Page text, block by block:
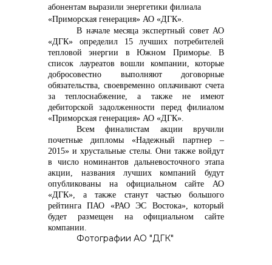
info@vostokcement.ru
абонентам выразили энергетики филиала
«Приморская генерация» АО «ДГК».
В начале месяца экспертный совет АО
«ДГК» определил 15 лучших потребителей
тепловой энергии в Южном Приморье. В
список лауреатов вошли компании, которые
добросовестно выполняют договорные
обязательства, своевременно оплачивают счета
за теплоснабжение, а также не имеют
дебиторской задолженности перед филиалом
«Приморская генерация» АО «ДГК».
Всем финалистам акции вручили
почетные дипломы «Надежный партнер –
2015» и хрустальные стелы. Они также войдут
в число номинантов дальневосточного этапа
акции, названия лучших компаний будут
опубликованы на официальном сайте АО
«ДГК», а также станут частью большого
рейтинга ПАО «РАО ЭС Востока», который
будет размещен на официальном сайте
компании.
Фотографии АО "ДГК"